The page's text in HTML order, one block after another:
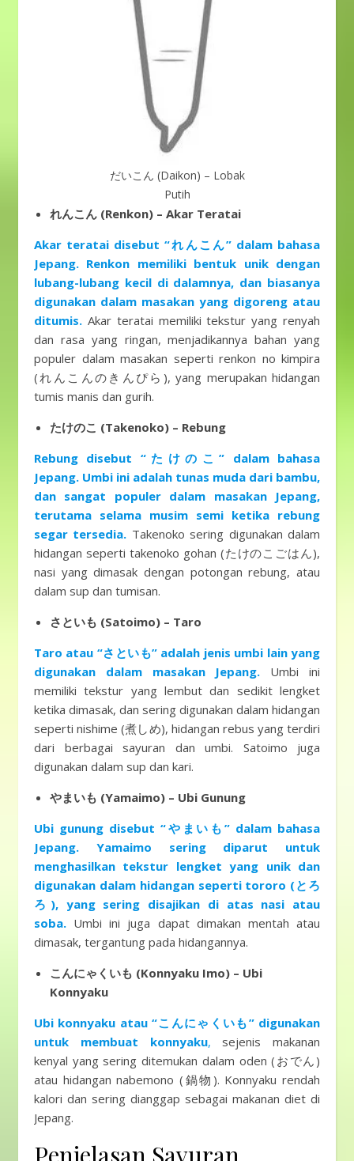
だいこん (Daikon) – Lobak
Putih
れんこん (Renkon) – Akar Teratai
Akar teratai disebut “れんこん” dalam bahasa
Jepang. Renkon memiliki bentuk unik dengan
lubang-lubang kecil di dalamnya, dan biasanya
digunakan dalam masakan yang digoreng atau
ditumis. Akar teratai memiliki tekstur yang renyah
dan rasa yang ringan, menjadikannya bahan yang
populer dalam masakan seperti renkon no kimpira
(れんこんのきんぴら), yang merupakan hidangan
tumis manis dan gurih.
たけのこ (Takenoko) – Rebung
Rebung disebut “たけのこ” dalam bahasa
Jepang. Umbi ini adalah tunas muda dari bambu,
dan sangat populer dalam masakan Jepang,
terutama selama musim semi ketika rebung
segar tersedia. Takenoko sering digunakan dalam
hidangan seperti takenoko gohan (たけのこごはん),
nasi yang dimasak dengan potongan rebung, atau
dalam sup dan tumisan.
さといも (Satoimo) – Taro
Taro atau “さといも” adalah jenis umbi lain yang
digunakan dalam masakan Jepang. Umbi ini
memiliki tekstur yang lembut dan sedikit lengket
ketika dimasak, dan sering digunakan dalam hidangan
seperti nishime (煮しめ), hidangan rebus yang terdiri
dari berbagai sayuran dan umbi. Satoimo juga
digunakan dalam sup dan kari.
やまいも (Yamaimo) – Ubi Gunung
Ubi gunung disebut “やまいも” dalam bahasa
Jepang. Yamaimo sering diparut untuk
menghasilkan tekstur lengket yang unik dan
digunakan dalam hidangan seperti tororo (とろ
ろ), yang sering disajikan di atas nasi atau
soba. Umbi ini juga dapat dimakan mentah atau
dimasak, tergantung pada hidangannya.
こんにゃくいも (Konnyaku Imo) – Ubi
Konnyaku
Ubi konnyaku atau “こんにゃくいも” digunakan
untuk membuat konnyaku, sejenis makanan
kenyal yang sering ditemukan dalam oden (おでん)
atau hidangan nabemono (鍋物). Konnyaku rendah
kalori dan sering dianggap sebagai makanan diet di
Jepang.
Penjelasan Sayuran